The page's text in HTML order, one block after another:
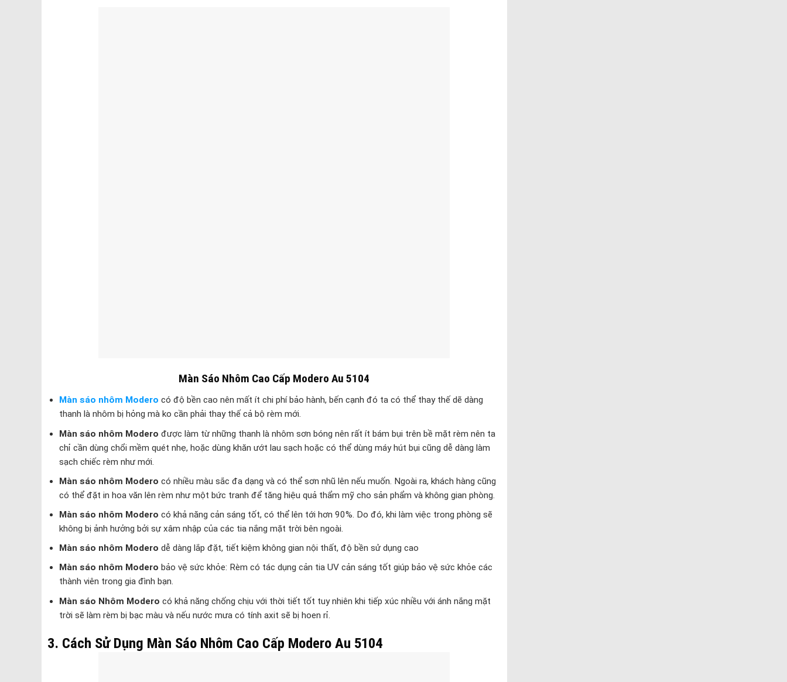
Màn Sáo Nhôm Cao Cấp Modero Au 5104
Màn sáo nhôm Modero có độ bền cao nên mất ít chi phí bảo hành, bến cạnh đó ta có thể thay thế dẽ dàng
thanh là nhôm bị hỏng mà ko cần phải thay thế cả bộ rèm mới.
Màn sáo nhôm Modero được làm từ những thanh là nhôm sơn bóng nên rất ít bám bụi trên bề mặt rèm nên ta
chỉ cần dùng chổi mềm quét nhẹ, hoặc dùng khăn ướt lau sạch hoặc có thể dùng máy hút bụi cũng dễ dàng làm
sạch chiếc rèm như mới.
Màn sáo nhôm Modero có nhiều màu sắc đa dạng và có thể sơn nhũ lên nếu muốn. Ngoài ra, khách hàng cũng
có thể đặt in hoa văn lên rèm như một bức tranh để tăng hiệu quả thẩm mỹ cho sản phẩm và không gian phòng.
Màn sáo nhôm Modero có khả năng cản sáng tốt, có thể lên tới hơn 90%. Do đó, khi làm việc trong phòng sẽ
không bị ảnh hưởng bởi sự xâm nhập của các tia nắng mặt trời bên ngoài.
Màn sáo nhôm Modero dễ dàng lắp đặt, tiết kiệm không gian nội thất, độ bền sử dụng cao
Màn sáo nhôm Modero bảo vệ sức khỏe: Rèm có tác dụng cản tia UV cản sáng tốt giúp bảo vệ sức khỏe các
thành viên trong gia đình bạn.
Màn sáo Nhôm Modero có khả năng chống chịu với thời tiết tốt tuy nhiên khi tiếp xúc nhiều với ánh nắng mặt
trời sẽ làm rèm bị bạc màu và nếu nước mưa có tính axit sẽ bị hoen rỉ.
3. Cách Sử Dụng Màn Sáo Nhôm Cao Cấp Modero Au 5104